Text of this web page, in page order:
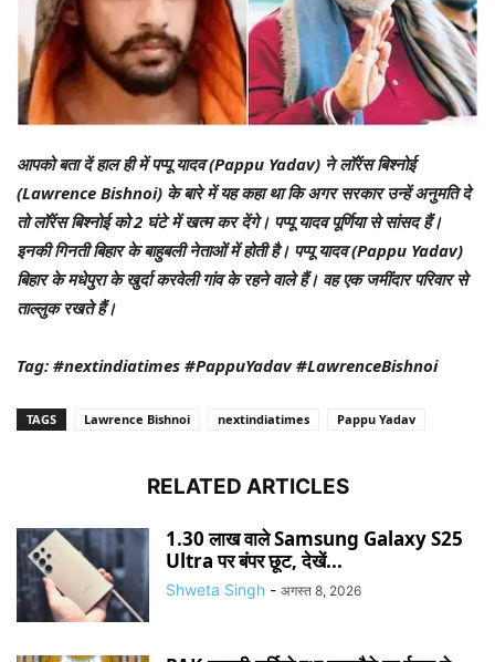
आपको बता दें हाल ही में पप्पू यादव (Pappu Yadav) ने लॉरेंस बिश्नोई
(Lawrence Bishnoi) के बारे में यह कहा था कि अगर सरकार उन्हें अनुमति दे
तो लॉरेंस बिश्नोई को 2 घंटे में खत्म कर देंगे। पप्पू यादव पूर्णिया से सांसद हैं।
इनकी गिनती बिहार के बाहुबली नेताओं में होती है। पप्पू यादव (Pappu Yadav)
बिहार के मधेपुरा के खुर्दा करवेली गांव के रहने वाले हैं। वह एक जमींदार परिवार से
ताल्लुक रखते हैं।
Tag: #nextindiatimes #PappuYadav #LawrenceBishnoi
TAGS Lawrence Bishnoi nextindiatimes Pappu Yadav
RELATED ARTICLES
1.30 लाख वाले Samsung Galaxy S25
Ultra पर बंपर छूट, देखें...
Shweta Singh - अगस्त 8, 2026